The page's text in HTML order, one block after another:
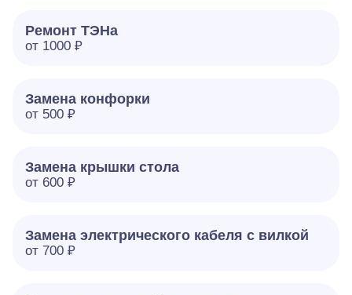
Ремонт ТЭНа
от 1000 ₽
Замена конфорки
от 500 ₽
Замена крышки стола
от 600 ₽
Замена электрического кабеля с вилкой
от 700 ₽